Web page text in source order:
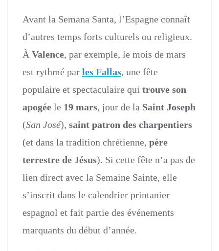
Avant la Semana Santa, l’Espagne connaît
d’autres temps forts culturels ou religieux.
À Valence, par exemple, le mois de mars
est rythmé par les Fallas, une fête
populaire et spectaculaire qui trouve son
apogée le 19 mars, jour de la Saint Joseph
(San José), saint patron des charpentiers
(et dans la tradition chrétienne, père
terrestre de Jésus). Si cette fête n’a pas de
lien direct avec la Semaine Sainte, elle
s’inscrit dans le calendrier printanier
espagnol et fait partie des événements
marquants du début d’année.